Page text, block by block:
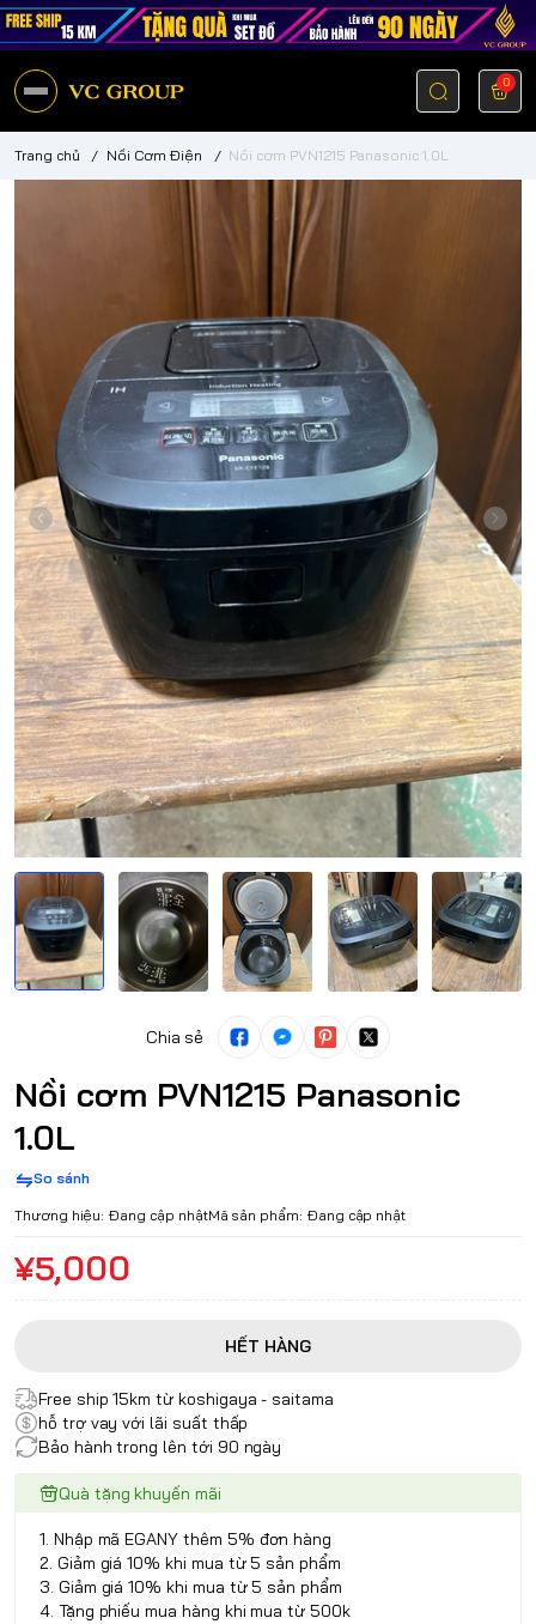
0
Trang chủ / Nồi Cơm Điện / Nồi cơm PVN1215 Panasonic 1.0L
Chia sẻ
Nồi cơm PVN1215 Panasonic
1.0L
So sánh
Thương hiệu: Đang cập nhậtMã sản phẩm: Đang cập nhật
¥5,000
HẾT HÀNG
Free ship 15km từ koshigaya - saitama
hỗ trợ vay với lãi suất thấp
Bảo hành trong lên tới 90 ngày
Quà tặng khuyến mãi
1. Nhập mã EGANY thêm 5% đơn hàng
2. Giảm giá 10% khi mua từ 5 sản phẩm
3. Giảm giá 10% khi mua từ 5 sản phẩm
4. Tặng phiếu mua hàng khi mua từ 500k